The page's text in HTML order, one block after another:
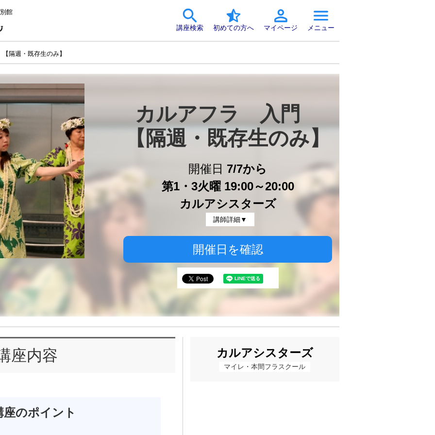
館
講座検索 初めての方へ マイページ メニュー
週・既存生のみ】
カルアフラ　入門
【隔週・既存生のみ】
開催日 7/7から
第1・3火曜 19:00～20:00
カルアシスターズ
講師詳細▼
開催日を確認
座内容
のポイント
カルアシスターズ
マイレ・本間フラスクール